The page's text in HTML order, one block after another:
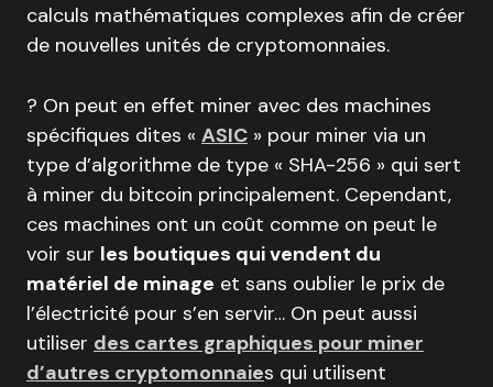
calculs mathématiques complexes afin de créer
de nouvelles unités de cryptomonnaies.
? On peut en effet miner avec des machines
spécifiques dites « ASIC » pour miner via un
type d’algorithme de type « SHA-256 » qui sert
à miner du bitcoin principalement. Cependant,
ces machines ont un coût comme on peut le
voir sur les boutiques qui vendent du
matériel de minage et sans oublier le prix de
l’électricité pour s’en servir… On peut aussi
utiliser des cartes graphiques pour miner
d’autres cryptomonnaies qui utilisent